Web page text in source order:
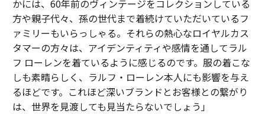
かには、60年前のヴィンテージをコレクションしている
方や親子代々、孫の世代まで着続けていただいているフ
ァミリーもいらっしゃる。それらの熱心なロイヤルカス
タマーの方々は、アイデンティティや感情を通してラル
フ ローレンを着ているように感じるのです。服の着こな
しも素晴らしく、ラルフ・ローレン本人にも影響を与え
るほどです。これほど深いブランドとお客様との繋がり
は、世界を見渡しても見当たらないでしょう」